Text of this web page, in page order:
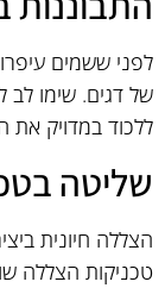
לפני ששמים
של דגים. שימו לב
ללכוד במדויק
שליטה
הצללה חיונית
טכניקות הצללה